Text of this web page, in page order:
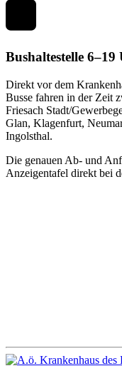
Bushaltestelle 6–19
Direkt vor dem
Busse fahren in der Zeit
Friesach Stadt/
Glan, Klagenfurt,
Ingolsthal.
Die genauen Ab- und
Anzeigentafel direkt bei